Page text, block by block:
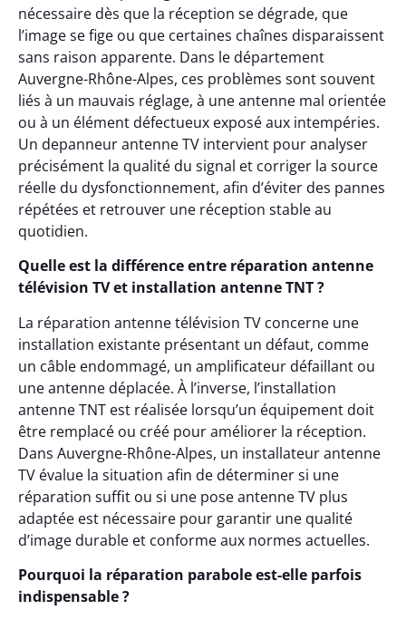
nécessaire dès que la réception se dégrade, que
l’image se fige ou que certaines chaînes disparaissent
sans raison apparente. Dans le département
Auvergne-Rhône-Alpes, ces problèmes sont souvent
liés à un mauvais réglage, à une antenne mal orientée
ou à un élément défectueux exposé aux intempéries.
Un depanneur antenne TV intervient pour analyser
précisément la qualité du signal et corriger la source
réelle du dysfonctionnement, afin d’éviter des pannes
répétées et retrouver une réception stable au
quotidien.
Quelle est la différence entre réparation antenne
télévision TV et installation antenne TNT ?
La réparation antenne télévision TV concerne une
installation existante présentant un défaut, comme
un câble endommagé, un amplificateur défaillant ou
une antenne déplacée. À l’inverse, l’installation
antenne TNT est réalisée lorsqu’un équipement doit
être remplacé ou créé pour améliorer la réception.
Dans Auvergne-Rhône-Alpes, un installateur antenne
TV évalue la situation afin de déterminer si une
réparation suffit ou si une pose antenne TV plus
adaptée est nécessaire pour garantir une qualité
d’image durable et conforme aux normes actuelles.
Pourquoi la réparation parabole est-elle parfois
indispensable ?